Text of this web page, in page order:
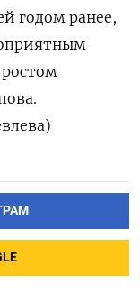
годом ранее,